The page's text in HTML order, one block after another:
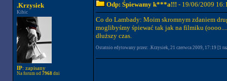
.Krzysiek
Kibic
IP: zapisany
Na forum od 7968dni
Odp: Śpiewamy k***a!!! - 19/06/2009
Co do Lambady: Moim skromnym zdaniem
moglibyśmy śpiewać tak jak na filmiku
dłuższy czas.
Ostatnio edytowany przez: .Krzysiek, 21 czerwca 2009, 17:19 [1